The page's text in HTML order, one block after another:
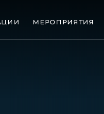
МЕРОПРИЯТИЯ